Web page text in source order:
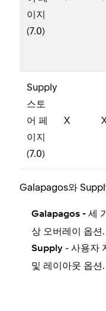
이지
(7.0)
Supply
스토
어 페
이지
(7.0)
X
Galapagos와
Galapagos - 세
상 오버레이 옵션.
Supply - 사용자
및 레이아웃 옵션.